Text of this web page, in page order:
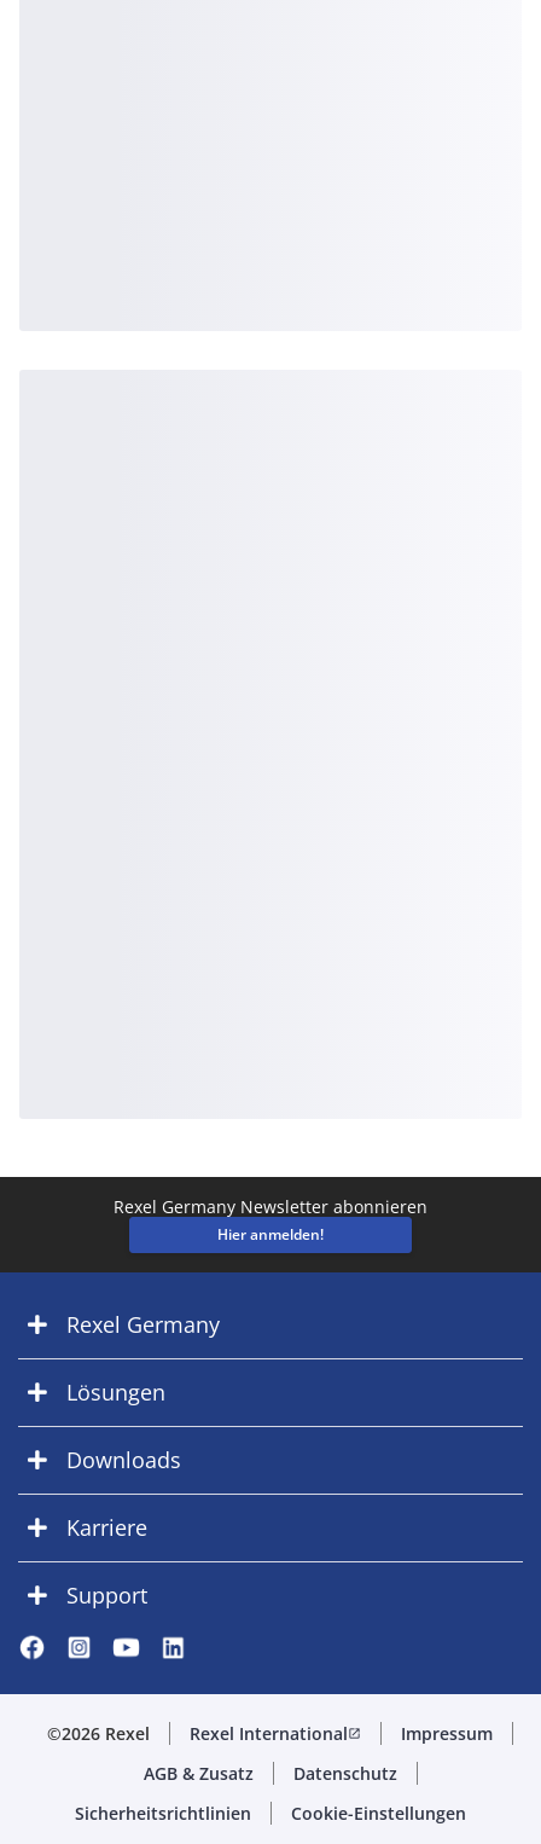
Rexel Germany Newsletter abonnieren
Hier anmelden!
Rexel Germany
Lösungen
Downloads
Karriere
Support
©2026 Rexel Rexel Internationalopen_in_new
Impressum
AGB & Zusatz
Datenschutz
Sicherheitsrichtlinien
Cookie-Einstellungen